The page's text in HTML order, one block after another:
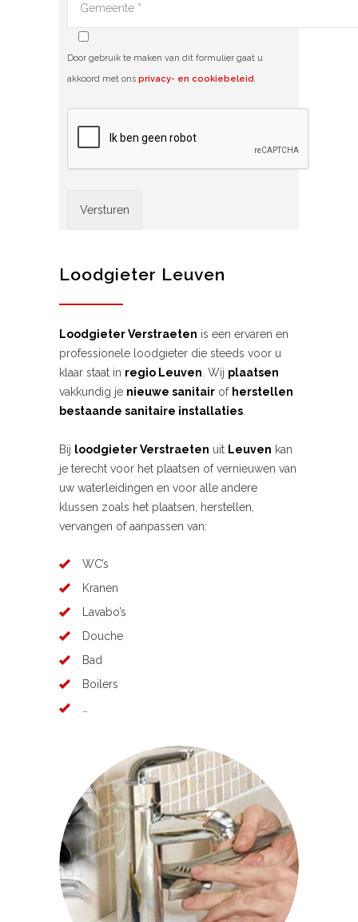
Door gebruik te maken van dit formulier gaat u
akkoord met ons privacy- en cookiebeleid.
Loodgieter Leuven
Loodgieter Verstraeten is een ervaren en
professionele loodgieter die steeds voor u
klaar staat in regio Leuven . Wij plaatsen
vakkundig je nieuwe sanitair of herstellen
bestaande sanitaire installaties
Bij loodgieter Verstraeten uit Leuven kan
je terecht voor het plaatsen of vernieuwen van
uw waterleidingen en voor alle andere
klussen zoals het plaatsen, herstellen,
vervangen of aanpassen van:
WC’s
Kranen
Lavabo’s
Douche
Bad
Boilers